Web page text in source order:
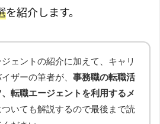
を紹介します。
ェントの紹介に加えて、キャリ
ザーの筆者が、 事務職の転職活
転職エージェントを利用するメ
ついても解説するので最後まで読